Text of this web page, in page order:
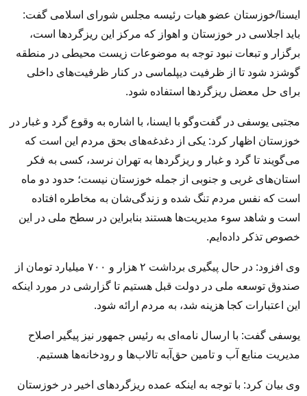
ایسنا/خوزستان عضو هیات رئیسه مجلس شورای اسلامی گفت:
باید اجلاسی در خوزستان و اهواز که مرکز این ریزگردها است،
برگزار و تبعات نبود توجه به موضوعات زیست محیطی در منطقه
گوشزد شود تا از ظرفیت دیپلماسی در کنار ظرفیت‌های داخلی
برای حل معضل ریزگردها استفاده شود.
مجتبی یوسفی در گفت‌وگو با ایسنا، با اشاره به وقوع گرد و غبار در
خوزستان اظهار کرد: یکی از دغدغه‌های بحق مردم این است که
می‌گویند تا گرد و غبار و ریزگردها به تهران نرسد، کسی به فکر
استان‌های غربی و جنوبی از جمله خوزستان نیست؛ حدود دو ماه
است که نفس مردم تنگ شده و زندگی‌شان به مخاطره افتاده
است و شاهد سوء مدیریت‌ها هستند بنابراین در سطح ملی در این
خصوص تذکر داده‌ایم.
وی افزود: در حال پیگیری برداشت ۲ هزار و ۷۰۰ میلیارد تومان از
صندوق توسعه ملی در دولت قبل هستیم تا گزارشی در مورد اینکه
این اعتبارات کجا هزینه شد، به مردم ارائه شود.
یوسفی گفت: با ارسال نامه‌ای به رئیس جمهور نیز پیگیر اصلاح
مدیریت منابع آب و تامین حق‌آبه تالاب‌ها و رودخانه‌ها هستیم.
وی بیان کرد: با توجه به اینکه عمده ریزگردهای اخیر در خوزستان